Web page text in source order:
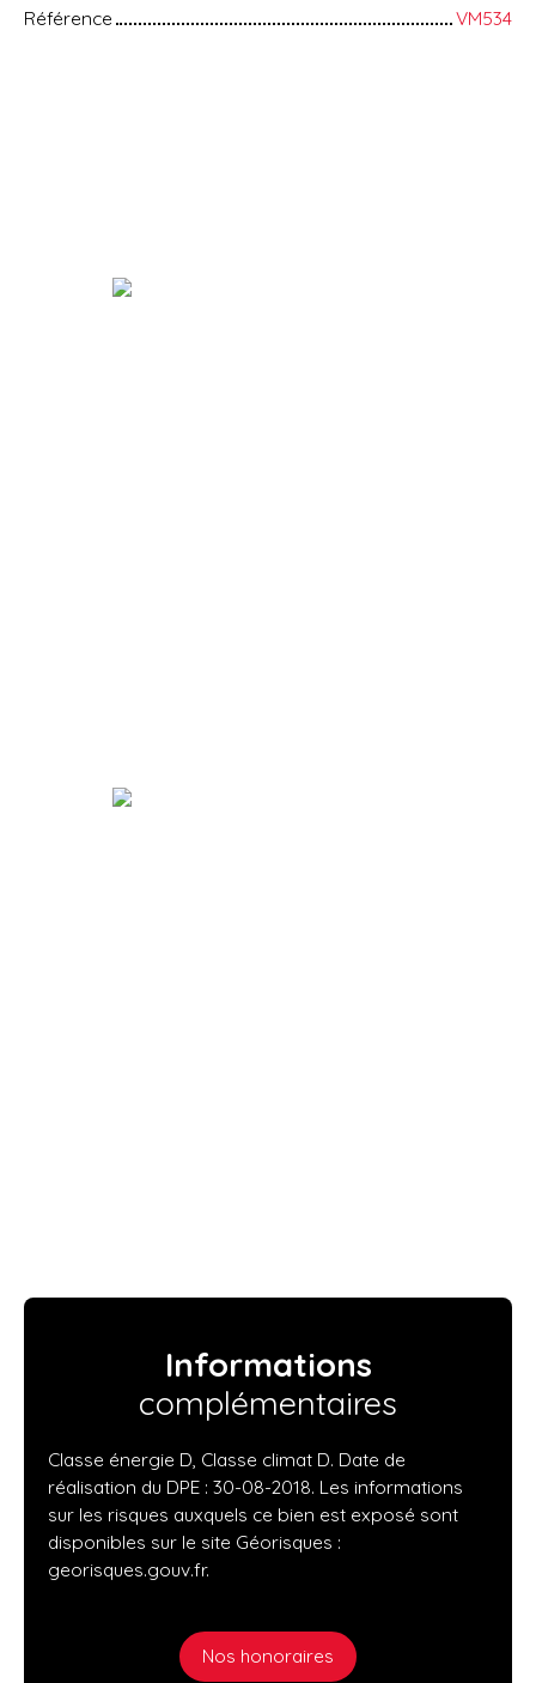
Référence
VM534
Informations
complémentaires
Classe énergie D, Classe climat D. Date de
réalisation du DPE : 30-08-2018. Les informations
sur les risques auxquels ce bien est exposé sont
disponibles sur le site Géorisques :
georisques.gouv.fr.
Nos honoraires